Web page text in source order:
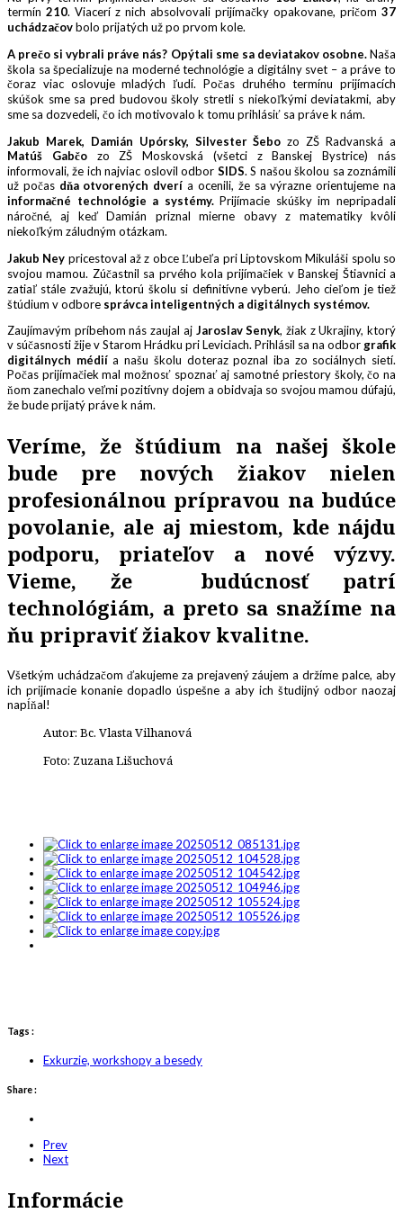
termín 210. Viacerí z nich absolvovali prijímačky opakovane, pričom 37
uchádzačovbolo prijatých už po prvom kole.
A prečo si vybrali práve nás? Opýtali sme sa deviatakov osobne.Naša
škola sa špecializuje na moderné technológie a digitálny svet – a práve to
čoraz viac oslovuje mladých ľudí. Počas druhého termínu prijímacích
skúšok sme sa pred budovou školy stretli s niekoľkými deviatakmi, aby
sme sa dozvedeli, čo ich motivovalo k tomu prihlásiť sa práve k nám.
Jakub Marek, Damián Upórsky, Silvester Šebo zo ZŠ Radvanská a
Matúš Gabčozo ZŠ Moskovská (všetci z Banskej Bystrice) nás
informovali, že ich najviac oslovil odbor SIDS. S našou školou sa zoznámili
už počas dňa otvorených dverí a ocenili, že sa výrazne orientujeme na
informačné technológie a systémy.Prijímacie skúšky im nepripadali
náročné, aj keď Damián priznal mierne obavy z matematiky kvôli
niekoľkým záludným otázkam.
Jakub Ney pricestoval až z obce Ľubeľa pri Liptovskom Mikuláši spolu so
svojou mamou. Zúčastnil sa prvého kola prijímačiek v Banskej Štiavnici a
zatiaľ stále zvažujú, ktorú školu si definitívne vyberú. Jeho cieľom je tiež
štúdium v odbore správca inteligentných a digitálnych systémov.
Zaujímavým príbehom nás zaujal aj Jaroslav Senyk, žiak z Ukrajiny, ktorý
v súčasnosti žije v Starom Hrádku pri Leviciach. Prihlásil sa na odborgrafik
digitálnych médiía našu školu doteraz poznal iba zo sociálnych sietí.
Počas prijímačiek mal možnosť spoznať aj samotné priestory školy, čo na
ňom zanechalo veľmi pozitívny dojem a obidvaja so svojou mamou dúfajú,
že bude prijatý práve k nám.
Veríme, že štúdium na našej škole
bude pre nových žiakov nielen
profesionálnou prípravou na budúce
povolanie, ale aj miestom, kde nájdu
podporu, priateľov a nové výzvy.
Vieme, že budúcnosť patrí
technológiám, a preto sa snažíme na
ňu pripraviť žiakov kvalitne.
Všetkým uchádzačom ďakujeme za prejavený záujem a držíme palce, aby
ich prijímacie konanie dopadlo úspešne a aby ich študijný odbor naozaj
napĺňal!
Autor: Bc. Vlasta Vilhanová
Foto: Zuzana Lišuchová
Tags :
Exkurzie, workshopy a besedy
Share :
Prev
Next
Informácie